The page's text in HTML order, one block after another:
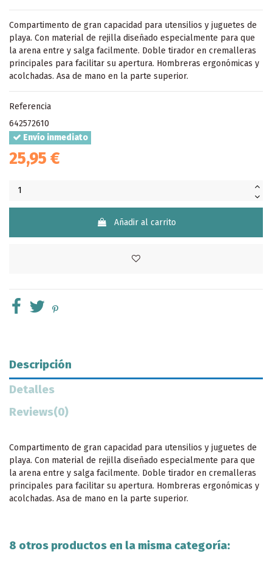
Compartimento de gran capacidad para utensilios y juguetes de
playa. Con material de rejilla diseñado especialmente para que
la arena entre y salga facilmente. Doble tirador en cremalleras
principales para facilitar su apertura. Hombreras ergonómicas y
acolchadas. Asa de mano en la parte superior.
Referencia
642572610
Envío inmediato
25,95 €
Añadir al carrito
Descripción
Detalles
Reviews(0)
Compartimento de gran capacidad para utensilios y juguetes de
playa. Con material de rejilla diseñado especialmente para que
la arena entre y salga facilmente. Doble tirador en cremalleras
principales para facilitar su apertura. Hombreras ergonómicas y
acolchadas. Asa de mano en la parte superior.
8 otros productos en la misma categoría: